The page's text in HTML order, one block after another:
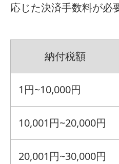
応じた決済手数料が必
納付税額
1円~10,000円
10,001円~20,000円
20,001円~30,000円